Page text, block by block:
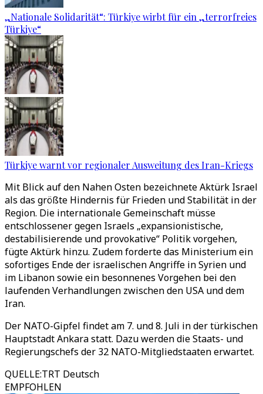
„Nationale Solidarität“: Türkiye wirbt für ein „terrorfreies
Türkiye“
Türkiye warnt vor regionaler Ausweitung des Iran-Kriegs
Mit Blick auf den Nahen Osten bezeichnete Aktürk Israel
als das größte Hindernis für Frieden und Stabilität in der
Region. Die internationale Gemeinschaft müsse
entschlossener gegen Israels „expansionistische,
destabilisierende und provokative“ Politik vorgehen,
fügte Aktürk hinzu. Zudem forderte das Ministerium ein
sofortiges Ende der israelischen Angriffe in Syrien und
im Libanon sowie ein besonnenes Vorgehen bei den
laufenden Verhandlungen zwischen den USA und dem
Iran.
Der NATO-Gipfel findet am 7. und 8. Juli in der türkischen
Hauptstadt Ankara statt. Dazu werden die Staats- und
Regierungschefs der 32 NATO-Mitgliedstaaten erwartet.
QUELLE:TRT Deutsch
EMPFOHLEN